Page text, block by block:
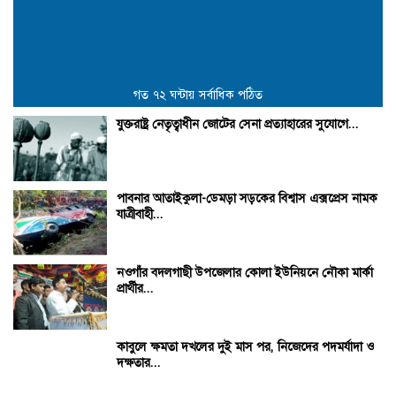
গত ৭২ ঘন্টায় সর্বাধিক পঠিত
যুক্তরাষ্ট্র নেতৃত্বাধীন জোটের সেনা প্রত্যাহারের সুযোগে...
পাবনার আতাইকুলা-ডেমড়া সড়কের বিশ্বাস এক্সপ্রেস নামক
যাত্রীবাহী...
নওগাঁর বদলগাছী উপজেলার কোলা ইউনিয়নে নৌকা মার্কা
প্রার্থীর...
কাবুলে ক্ষমতা দখলের দুই মাস পর, নিজেদের পদমর্যাদা ও
দক্ষতার...